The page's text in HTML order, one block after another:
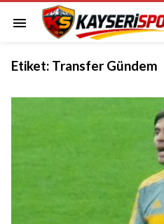
menu
Etiket: Transfer Gündem